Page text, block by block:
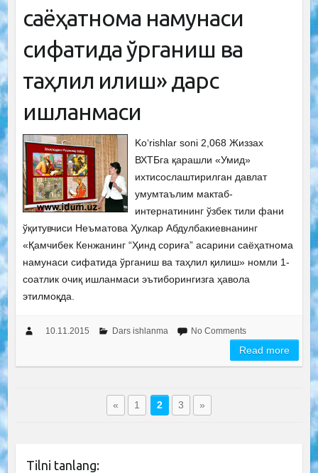
саёҳатнома намунаси
сифатида ўрганиш ва
таҳлил қилиш» дарс
ишланмаси
Ko‘rishlar soni 2,068 Жиззах
ВХТБга қарашли «Умид»
ихтисослаштирилган давлат
умумтаълим мактаб-
интернатининг ўзбек тили фани
ўқитувчиси Неъматова Ҳулкар Абдулбакиевнанинг
«Қамчибек Кенжанинг “Ҳинд сориға” асарини саёҳатнома
намунаси сифатида ўрганиш ва таҳлил қилиш» номли 1-
соатлик очиқ ишланмаси эътиборингизга ҳавола
этилмоқда.
10.11.2015 Dars ishlanma No Comments
Read more
« 1 2 3 »
Tilni tanlang: